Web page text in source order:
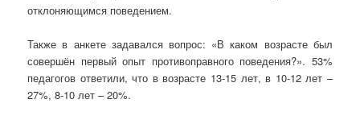
отклоняющимся поведением.
Также в анкете задавался вопрос: «В каком возрасте был
совершён первый опыт противоправного поведения?». 53%
педагогов ответили, что в возрасте 13-15 лет, в 10-12 лет –
27%, 8-10 лет – 20%.